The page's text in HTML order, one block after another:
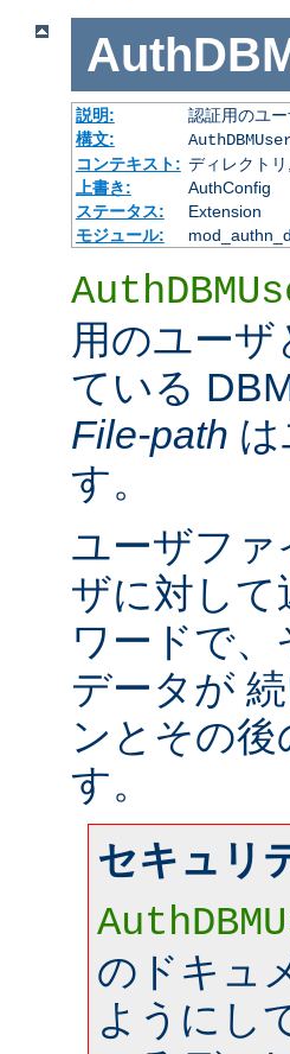
説明:
認証用のユ
構文:
コンテキスト: ディレクト
上書き:
AuthConfig
ステータス:
Extension
モジュール:
用のユー
ている
File-path
す。
ユーザフ
ザに対して
ワードで
データが
ンとその
す。
セキュリ
のドキュ
ようにし